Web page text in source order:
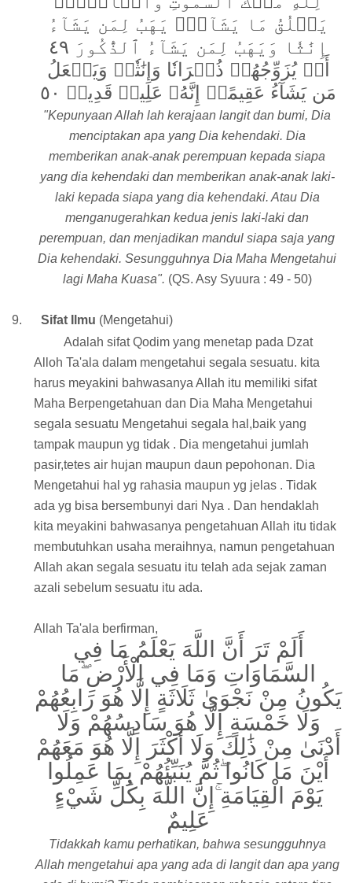
يَخۡلُقُ مَا يَشَآءُۚ يَهَبُ لِمَن يَشَآءُ
إِنَٰثٗا وَيَهَبُ لِمَن يَشَآءُ ٱلذُّكُورَ ٤٩
أَوۡ يُزَوِّجُهُمۡ ذُكۡرَانٗا وَإِنَٰثٗاۖ وَيَجۡعَلُ
مَن يَشَآءُ عَقِيمًاۚ إِنَّهُۥ عَلِيمٞ قَدِيرٞ ٥٠
"Kepunyaan Allah lah kerajaan langit dan bumi, Dia
menciptakan apa yang Dia kehendaki. Dia
memberikan anak-anak perempuan kepada siapa
yang dia kehendaki dan memberikan anak-anak laki-
laki kepada siapa yang dia kehendaki. Atau Dia
menganugerahkan kedua jenis laki-laki dan
perempuan, dan menjadikan mandul siapa saja yang
Dia kehendaki. Sesungguhnya Dia Maha Mengetahui
lagi Maha Kuasa". (QS. Asy Syuura : 49 - 50)
9. Sifat Ilmu (Mengetahui)
Adalah sifat Qodim yang menetap pada Dzat
Alloh Ta'ala dalam mengetahui segala sesuatu. kita
harus meyakini bahwasanya Allah itu memiliki sifat
Maha Berpengetahuan dan Dia Maha Mengetahui
segala sesuatu Mengetahui segala hal,baik yang
tampak maupun yg tidak . Dia mengetahui jumlah
pasir,tetes air hujan maupun daun pepohonan. Dia
Mengetahui hal yg rahasia maupun yg jelas . Tidak
ada yg bisa bersembunyi dari Nya . Dan hendaklah
kita meyakini bahwasanya pengetahuan Allah itu tidak
membutuhkan usaha meraihnya, namun pengetahuan
Allah akan segala sesuatu itu telah ada sejak zaman
azali sebelum sesuatu itu ada.
Allah Ta'ala berfirman,
أَلَمْ تَرَ أَنَّ اللَّهَ يَعْلَمُ مَا فِي
السَّمَاوَاتِ وَمَا فِي الْأَرْضِ ۖمَا
يَكُونُ مِنْ نَجْوَىٰ ثَلَاثَةٍ إِلَّا هُوَ رَابِعُهُمْ
وَلَا خَمْسَةٍ إِلَّا هُوَ سَادِسُهُمْ وَلَا
أَدْنَىٰ مِنْ ذَٰلِكَ وَلَا أَكْثَرَ إِلَّا هُوَ مَعَهُمْ
أَيْنَ مَا كَانُوا ۖثُمَّ يُنَبِّئُهُمْ بِمَا عَمِلُوا
يَوْمَ الْقِيَامَةِ ۚإِنَّ اللَّهَ بِكُلِّ شَيْءٍ
عَلِيمٌ
Tidakkah kamu perhatikan, bahwa sesungguhnya
Allah mengetahui apa yang ada di langit dan apa yang